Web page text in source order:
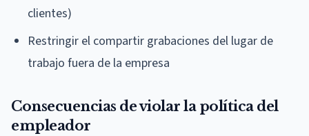
clientes)
Restringir el compartir grabaciones del lugar de
trabajo fuera de la empresa
Consecuencias de violar la política del
empleador